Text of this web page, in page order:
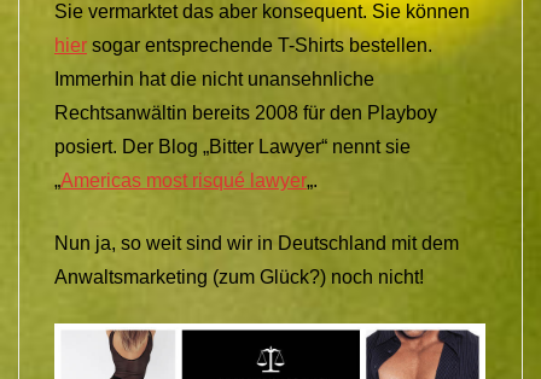
Sie vermarktet das aber konsequent. Sie können
hier sogar entsprechende T-Shirts bestellen.
Immerhin hat die nicht unansehnliche
Rechtsanwältin bereits 2008 für den Playboy
posiert. Der Blog „Bitter Lawyer“ nennt sie
„Americas most risqué lawyer„.
Nun ja, so weit sind wir in Deutschland mit dem
Anwaltsmarketing (zum Glück?) noch nicht!